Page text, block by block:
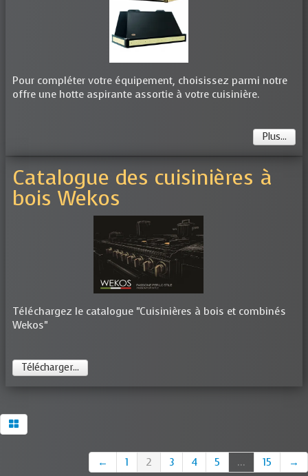
Pour compléter votre équipement, choisissez parmi notre
offre une hotte aspirante assortie à votre cuisinière.
Plus...
Catalogue des cuisinières à
bois Wekos
Téléchargez le catalogue "Cuisinières à bois et combinés
Wekos"
Télécharger...
← 1 2 3 4 5 ... 15 →